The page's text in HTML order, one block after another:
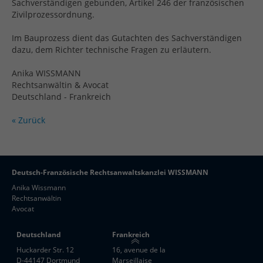
Sachverständigen gebunden, Artikel 246 der französischen
Zivilprozessordnung.
Im Bauprozess dient das Gutachten des Sachverständigen
dazu, dem Richter technische Fragen zu erläutern.
Anika WISSMANN
Rechtsanwältin & Avocat
Deutschland - Frankreich
« Zurück
Deutsch-Französische Rechtsanwaltskanzlei WISSMANN
Anika Wissmann
Rechtsanwältin
Avocat
Deutschland
Huckarder Str. 12
D-44147 Dortmund
Frankreich
16, avenue de la
Marseillaise